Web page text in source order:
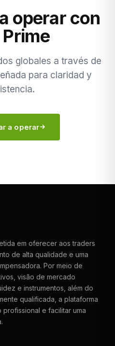
operar con
globales a través de
para claridad y
a operar
em oferecer aos traders
de alta qualidade e uma
Por meio de
visão de mercado
e instrumentos, além do
qualificada, a plataforma
e facilitar uma